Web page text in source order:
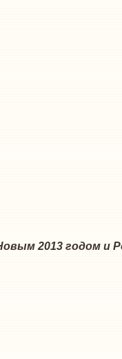
2013 годом и